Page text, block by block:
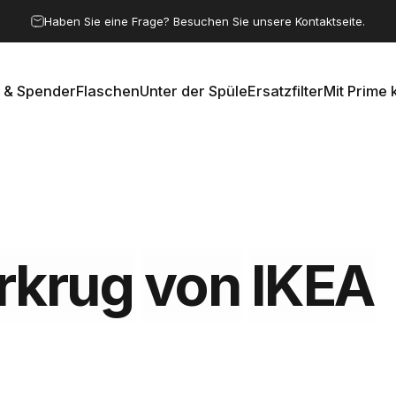
Haben Sie eine Frage? Besuchen Sie unsere Kontaktseite.
SpenderFlaschenUnter der SpüleErsatzfilterMit Prime
von IKEA